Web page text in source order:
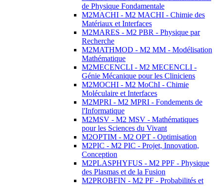
de Physique Fondamentale
M2MACHI - M2 MACHI - Chimie des
Matériaux et Interfaces
M2MARES - M2 PBR - Physique par
Recherche
M2MATHMOD - M2 MM - Modélisation
Mathématique
M2MECENCLI - M2 MECENCLI -
Génie Mécanique pour les Cliniciens
M2MOCHI - M2 MoChI - Chimie
Moléculaire et Interfaces
M2MPRI - M2 MPRI - Fondements de
l'Informatique
M2MSV - M2 MSV - Mathématiques
pour les Sciences du Vivant
M2OPTIM - M2 OPT - Optimisation
M2PIC - M2 PIC - Projet, Innovation,
Conception
M2PLASPHYFUS - M2 PPF - Physique
des Plasmas et de la Fusion
M2PROBFIN - M2 PF - Probabilités et